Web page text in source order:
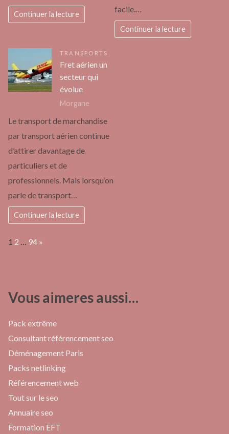
Continuer la lecture
facile.…
Continuer la lecture
TRANSPORTS
Fret aérien un
secteur qui
évolue
Morgane
Le transport de marchandise
par transport aérien continue
d’attirer davantage de
particuliers et de
professionnels. Mais lorsqu’on
parle de transport…
Continuer la lecture
Page:
1 2 … 94 Next
»
Vous aimeres aussi…
Pack extrême
Consultant référencement seo
Déménagement Paris
Packs netlinking
Référencement web
Tout sur le seo
Annuaire seo
Formation EFT